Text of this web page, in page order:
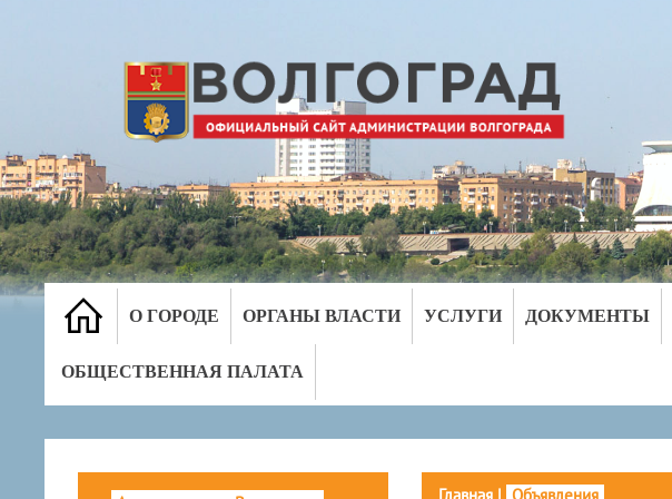
О ГОРОДЕ ОРГАНЫ ВЛАСТИ УСЛУГИ ДОКУМЕНТЫ
ОБЩЕСТВЕННАЯ ПАЛАТА